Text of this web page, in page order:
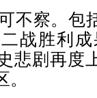
不察。包
战胜利
悲剧再度